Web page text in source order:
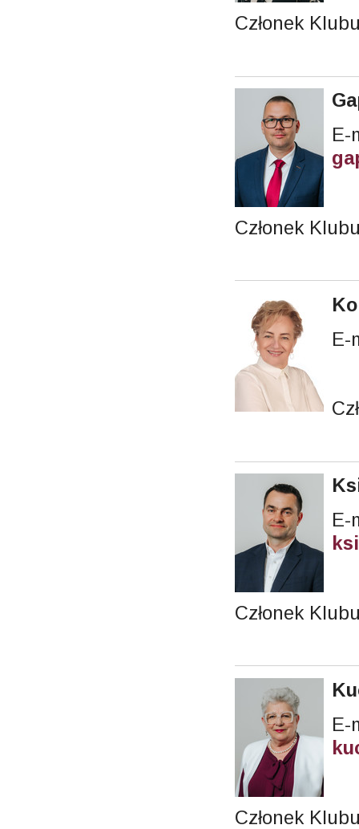
Członek
E-
Członek
E-
E-
Członek
E-
Członek